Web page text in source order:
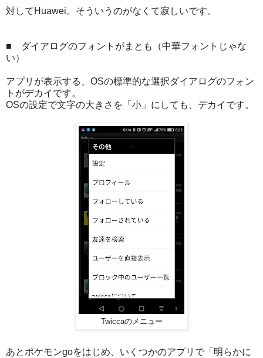
対してHuawei。そういうのがなくて寂しいです。
■ ダイアログのフォントがまとも（中華フォントじゃな
い）
アプリが表示する、OSの標準的な選択ダイアログのフォン
トがデカイです。
OSの設定で文字の大きさを「小」にしても、デカイです。
Twiccaのメニュー
あとポケモンgoをはじめ、いくつかのアプリで「明らかに